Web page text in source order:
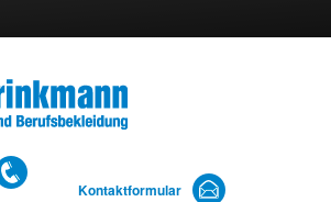
Kontaktformular